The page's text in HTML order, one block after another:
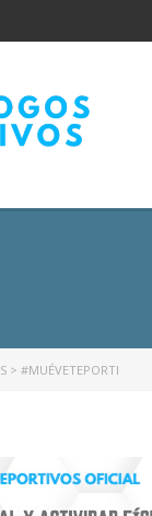
> #MUÉVETEPORTI